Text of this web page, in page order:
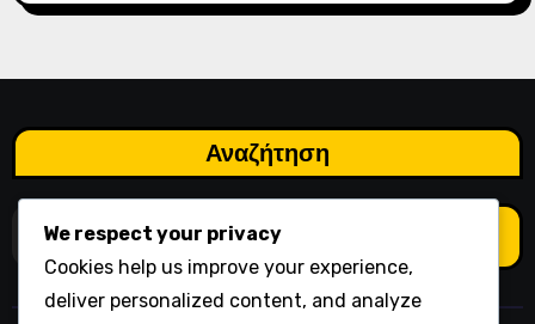
Αναζήτηση
We respect your privacy
Cookies help us improve your experience,
deliver personalized content, and analyze